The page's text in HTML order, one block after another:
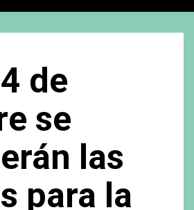
de
se
las
para la